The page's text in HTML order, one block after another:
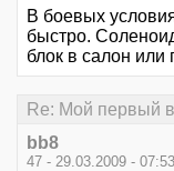
В боевых
быстро.
блок в салон или
Re: Мой первый
bb8
47 - 29.03.2009 - 07:53